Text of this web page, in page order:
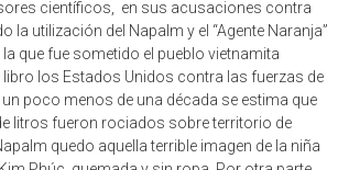
la utilización del Napalm y el “Agente Naranja”
que fue sometido el pueblo vietnamita
los Estados Unidos contra las fuerzas de
un poco menos de una década se estima que
litros fueron rociados sobre territorio de
quedo aquella terrible imagen de la niña
Phúc, quemada y sin ropa. Por otra parte,